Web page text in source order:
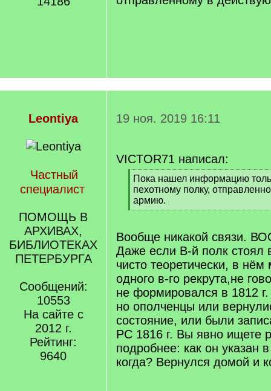
Leontiya
Частный
специалист
ПОМОЩЬ В
АРХИВАХ,
БИБЛИОТЕКАХ
ПЕТЕРБУРГА
Сообщений:
10553
На сайте с
2012 г.
Рейтинг:
9640
19 ноя. 2019 16:11
VICTOR71 написал:
[
q
]
Пока нашел информацию
пехотному полку,
армию.
[
q
]
Вообще никакой связи.
Даже если В-й полк стоял
чисто теоретически, в
одного в-го рекрута,не
не формировался в 1812
но ополченцы или
состояние, или были
РС 1816 г. Вы явно ищете
подробнее: как он
когда? Вернулся домой и